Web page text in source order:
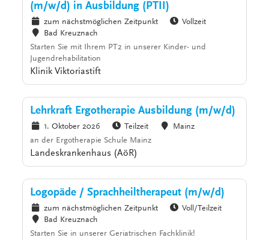
(m/w/d) in Ausbildung (PTII)
zum nächstmöglichen Zeitpunkt
Vollzeit
Bad Kreuznach
Starten Sie mit Ihrem PT2 in unserer Kinder- und
Jugendrehabilitation
Klinik Viktoriastift
Lehrkraft Ergotherapie Ausbildung (m/w/d)
1. Oktober 2026 Teilzeit
Mainz
an der Ergotherapie Schule Mainz
Landeskrankenhaus (AöR)
Logopäde / Sprachheiltherapeut (m/w/d)
zum nächstmöglichen Zeitpunkt
Voll/Teilzeit
Bad Kreuznach
Starten Sie in unserer Geriatrischen Fachklinik!